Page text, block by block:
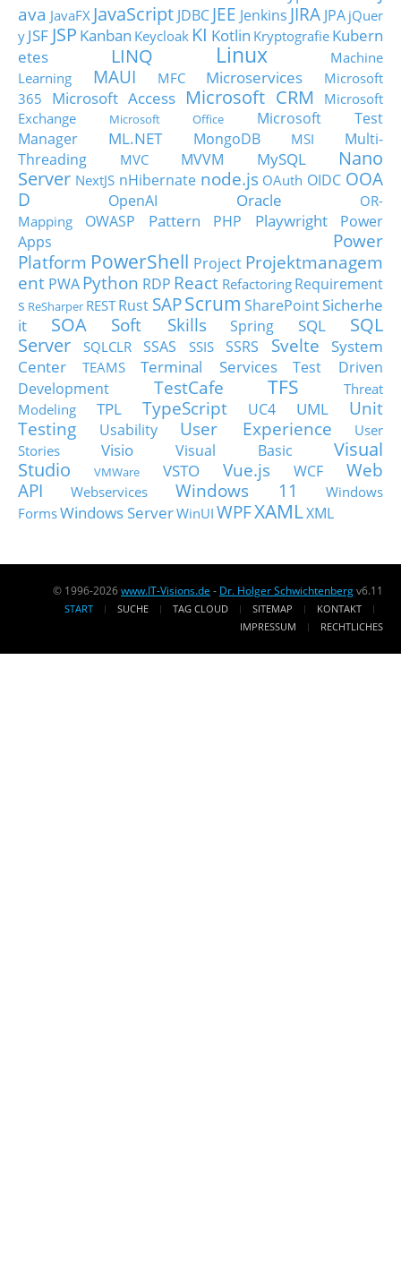
ava JavaFX JavaScript JDBC JEE Jenkins JIRA JPA jQuer
y JSF JSP Kanban Keycloak KI Kotlin Kryptografie Kubern
etes
LINQ Linux
Machine
Learning
MAUI MFC Microservices
Microsoft
365
Microsoft Access Microsoft CRM
Microsoft
Exchange
Microsoft Office
Microsoft Test
Manager
ML.NET MongoDB MSI
Multi-
Threading
MVC MVVM MySQL
Nano
Server NextJS nHibernate node.js OAuth OIDC OOA
D
OpenAI Oracle
OR-
Mapping
OWASP Pattern PHP Playwright
Power
Apps
Power
Platform PowerShell Project Projektmanagem
ent PWA Python RDP React Refactoring Requirement
s ReSharper RESTRust SAPScrum SharePointSicherhe
it
SOA Soft Skills Spring SQL
SQL
Server
SQLCLR SSAS SSIS SSRS Svelte
System
Center
TEAMS Terminal Services
Test Driven
Development
TestCafe TFS
Threat
Modeling
TPL TypeScript UC4 UML
Unit
Testing
Usability User Experience
User
Stories
Visio Visual Basic
Visual
Studio
VMWare VSTO Vue.js WCF
Web
API
Webservices Windows 11
Windows
FormsWindows ServerWinUI WPFXAMLXML
© 1996-2026www.IT-Visions.de - Dr. Holger Schwichtenbergv6.11
START SUCHE TAG CLOUD SITEMAP
KONTAKT
IMPRESSUM
RECHTLICHES